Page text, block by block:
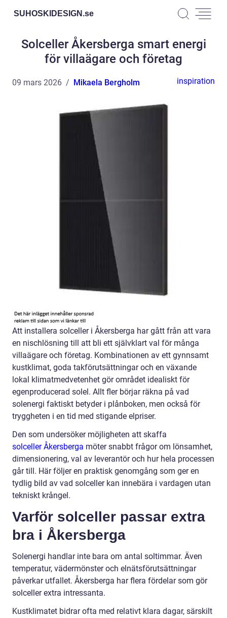
SUHOSKIDESIGN.se
Solceller Åkersberga smart energi
för villaägare och företag
09 mars 2026 Mikaela Bergholm inspiration
Att installera solceller i Åkersberga har gått från att vara
en nischlösning till att bli ett självklart val för många
villaägare och företag. Kombinationen av ett gynnsamt
kustklimat, goda takförutsättningar och en växande
lokal klimatmedvetenhet gör området idealiskt för
egenproducerad solel. Allt fler börjar räkna på vad
solenergi faktiskt betyder i plånboken, men också för
tryggheten i en tid med stigande elpriser.
Den som undersöker möjligheten att skaffa
solceller Åkersberga möter snabbt frågor om lönsamhet,
dimensionering, val av leverantör och hur hela processen
går till. Här följer en praktisk genomgång som ger en
tydlig bild av vad solceller kan innebära i vardagen utan
tekniskt krångel.
Varför solceller passar extra
bra i Åkersberga
Solenergi handlar inte bara om antal soltimmar. Även
temperatur, vädermönster och elnätsförutsättningar
påverkar utfallet. Åkersberga har flera fördelar som gör
solceller extra intressanta.
Kustklimatet bidrar ofta med relativt klara dagar, särskilt